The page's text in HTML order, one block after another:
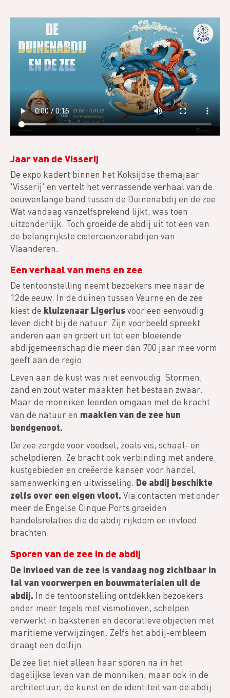
Jaar van de Visserij
De expo kadert binnen het Koksijdse themajaar
'Visserij' en vertelt het verrassende verhaal van de
eeuwenlange band tussen de Duinenabdij en de zee.
Wat vandaag vanzelfsprekend lijkt, was toen
uitzonderlijk. Toch groeide de abdij uit tot een van
de belangrijkste cisterciënzerabdijen van
Vlaanderen.
Een verhaal van mens en zee
De tentoonstelling neemt bezoekers mee naar de
12de eeuw. In de duinen tussen Veurne en de zee
kiest de kluizenaar Ligeriusvoor een eenvoudig
leven dicht bij de natuur. Zijn voorbeeld spreekt
anderen aan en groeit uit tot een bloeiende
abdijgemeenschap die meer dan 700 jaar mee vorm
geeft aan de regio.
Leven aan de kust was niet eenvoudig. Stormen,
zand en zout water maakten het bestaan zwaar.
Maar de monniken leerden omgaan met de kracht
van de natuur en maakten van de zee hun
bondgenoot.
De zee zorgde voor voedsel, zoals vis, schaal- en
schelpdieren. Ze bracht ook verbinding met andere
kustgebieden en creëerde kansen voor handel,
samenwerking en uitwisseling. De abdij beschikte
zelfs over een eigen vloot. Via contacten met onder
meer de Engelse Cinque Ports groeiden
handelsrelaties die de abdij rijkdom en invloed
brachten.
Sporen van de zee in de abdij
De invloed van de zee is vandaag nog zichtbaar in
tal van voorwerpen en bouwmaterialen uit de
abdij. In de tentoonstelling ontdekken bezoekers
onder meer tegels met vismotieven, schelpen
verwerkt in bakstenen en decoratieve objecten met
maritieme verwijzingen. Zelfs het abdij-embleem
draagt een dolfijn.
De zee liet niet alleen haar sporen na in het
dagelijkse leven van de monniken, maar ook in de
architectuur, de kunst en de identiteit van de abdij.